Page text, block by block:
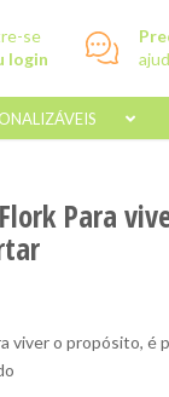
se
login
Para
viver o propósito, é